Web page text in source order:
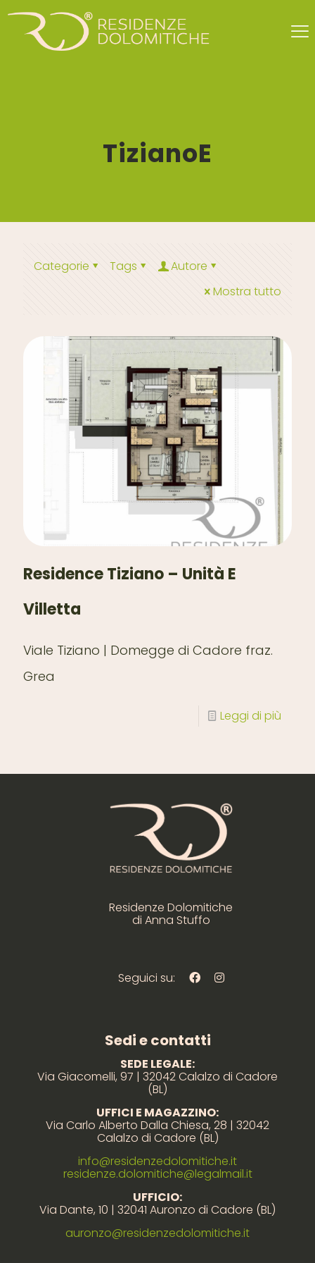
TizianoE
Categorie Tags
Autore
Mostra tutto
Residence Tiziano – Unità E
Villetta
Viale Tiziano | Domegge di Cadore fraz.
Grea
Leggi di più
Residenze Dolomitiche
di Anna Stuffo
Seguici su:
Sedi e contatti
SEDE LEGALE:
Via Giacomelli, 97 | 32042 Calalzo di Cadore
(BL)
UFFICI E MAGAZZINO:
Via Carlo Alberto Dalla Chiesa, 28 | 32042
Calalzo di Cadore (BL)
info@residenzedolomitiche.it
residenze.dolomitiche@legalmail.it
UFFICIO:
Via Dante, 10 | 32041 Auronzo di Cadore (BL)
auronzo@residenzedolomitiche.it